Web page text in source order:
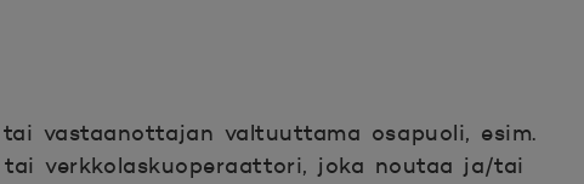
vastaanottajan valtuuttama osapuoli, esim.
verkkolaskuoperaattori, joka noutaa ja/tai